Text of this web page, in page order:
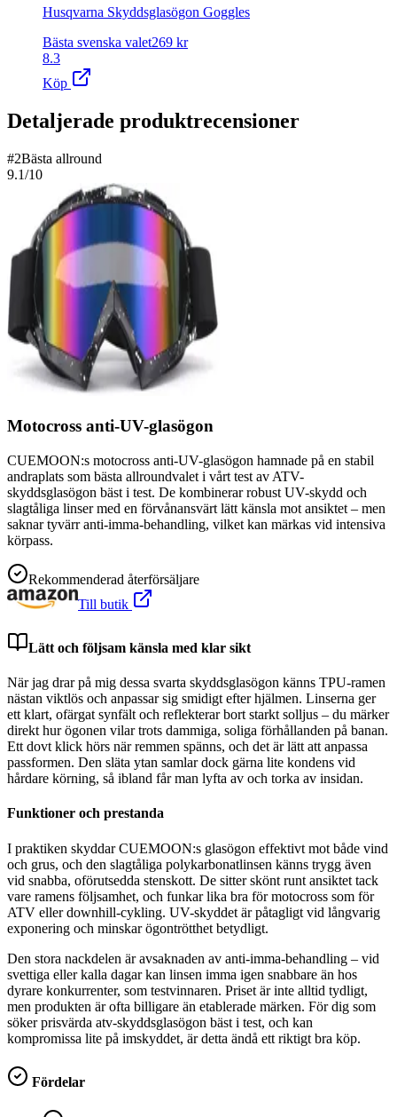
Husqvarna Skyddsglasögon Goggles
Bästa svenska valet269 kr
8.3
Köp
Detaljerade produktrecensioner
#2Bästa allround
9.1/10
Motocross anti-UV-glasögon
CUEMOON:s motocross anti-UV-glasögon hamnade på en stabil
andraplats som bästa allroundvalet i vårt test av ATV-
skyddsglasögon bäst i test. De kombinerar robust UV-skydd och
slagtåliga linser med en förvånansvärt lätt känsla mot ansiktet – men
saknar tyvärr anti-imma-behandling, vilket kan märkas vid intensiva
körpass.
Rekommenderad återförsäljare
Till butik
Lätt och följsam känsla med klar sikt
När jag drar på mig dessa svarta skyddsglasögon känns TPU-ramen
nästan viktlös och anpassar sig smidigt efter hjälmen. Linserna ger
ett klart, ofärgat synfält och reflekterar bort starkt solljus – du märker
direkt hur ögonen vilar trots dammiga, soliga förhållanden på banan.
Ett dovt klick hörs när remmen spänns, och det är lätt att anpassa
passformen. Den släta ytan samlar dock gärna lite kondens vid
hårdare körning, så ibland får man lyfta av och torka av insidan.
Funktioner och prestanda
I praktiken skyddar CUEMOON:s glasögon effektivt mot både vind
och grus, och den slagtåliga polykarbonatlinsen känns trygg även
vid snabba, oförutsedda stenskott. De sitter skönt runt ansiktet tack
vare ramens följsamhet, och funkar lika bra för motocross som för
ATV eller downhill-cykling. UV-skyddet är påtagligt vid långvarig
exponering och minskar ögontrötthet betydligt.
Den stora nackdelen är avsaknaden av anti-imma-behandling – vid
svettiga eller kalla dagar kan linsen imma igen snabbare än hos
dyrare konkurrenter, som testvinnaren. Priset är inte alltid tydligt,
men produkten är ofta billigare än etablerade märken. För dig som
söker prisvärda atv-skyddsglasögon bäst i test, och kan
kompromissa lite på imskyddet, är detta ändå ett riktigt bra köp.
Fördelar